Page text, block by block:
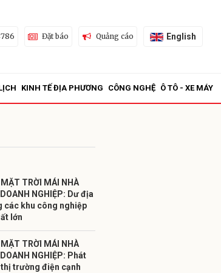
Đặt báo Quảng cáo English
KINH TẾ ĐỊA PHƯƠNG CÔNG NGHỆ Ô TÔ - XE MÁY
TRỜI MÁI NHÀ
NGHIỆP: Dư địa
các khu công nghiệp
lớn
TRỜI MÁI NHÀ
NGHIỆP: Phát
trường điện cạnh